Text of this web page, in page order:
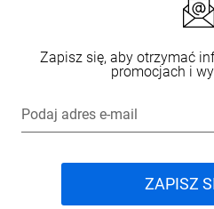
Zapisz się, aby otrzymać
promocjach i
Podaj adres e-mail
ZAPISZ